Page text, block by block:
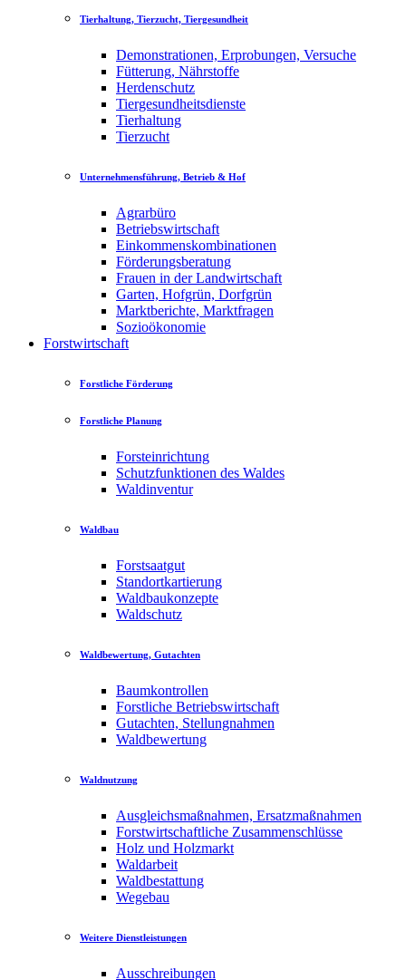
Tierhaltung, Tierzucht, Tiergesundheit
Demonstrationen, Erprobungen, Versuche
Fütterung, Nährstoffe
Herdenschutz
Tiergesundheitsdienste
Tierhaltung
Tierzucht
Unternehmensführung, Betrieb & Hof
Agrarbüro
Betriebswirtschaft
Einkommenskombinationen
Förderungsberatung
Frauen in der Landwirtschaft
Garten, Hofgrün, Dorfgrün
Marktberichte, Marktfragen
Sozioökonomie
Forstwirtschaft
Forstliche Förderung
Forstliche Planung
Forsteinrichtung
Schutzfunktionen des Waldes
Waldinventur
Waldbau
Forstsaatgut
Standortkartierung
Waldbaukonzepte
Waldschutz
Waldbewertung, Gutachten
Baumkontrollen
Forstliche Betriebswirtschaft
Gutachten, Stellungnahmen
Waldbewertung
Waldnutzung
Ausgleichsmaßnahmen, Ersatzmaßnahmen
Forstwirtschaftliche Zusammenschlüsse
Holz und Holzmarkt
Waldarbeit
Waldbestattung
Wegebau
Weitere Dienstleistungen
Ausschreibungen